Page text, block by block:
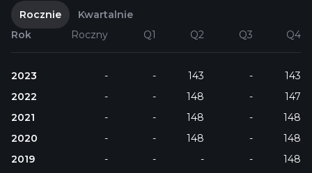
Rocznie
Kwartalnie
Rok
Roczny Q1 Q2 Q3 Q4
2023 - - 143 -
143
2022
- - 148 -
147
2021
- - 148 -
148
2020
- - 148 -
148
2019
- - - - 148